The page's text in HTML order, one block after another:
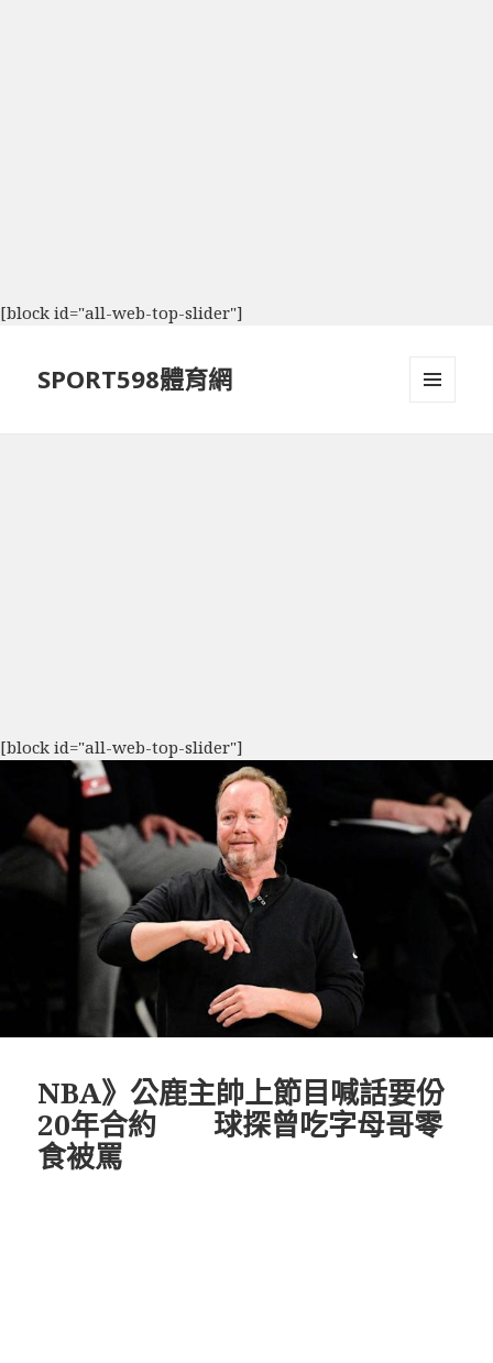
[block id="all-web-top-slider"]
SPORT598體育網
[block id="all-web-top-slider"]
NBA》公鹿主帥上節目喊話要份
20年合約 球探曾吃字母哥零
食被罵